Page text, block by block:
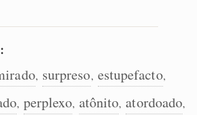
, surpreso, estupefacto,
, perplexo, atônito, atordoado,